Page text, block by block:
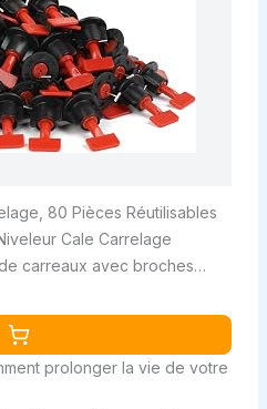
80 Pièces Réutilisables
Cale Carrelage
carreaux avec broches
et noir
prolonger la vie de votre